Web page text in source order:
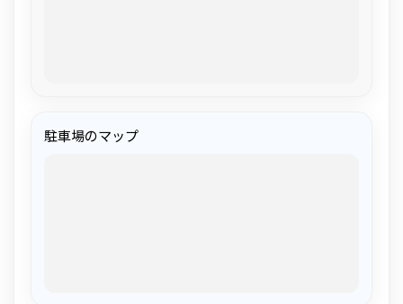
駐車場のマップ